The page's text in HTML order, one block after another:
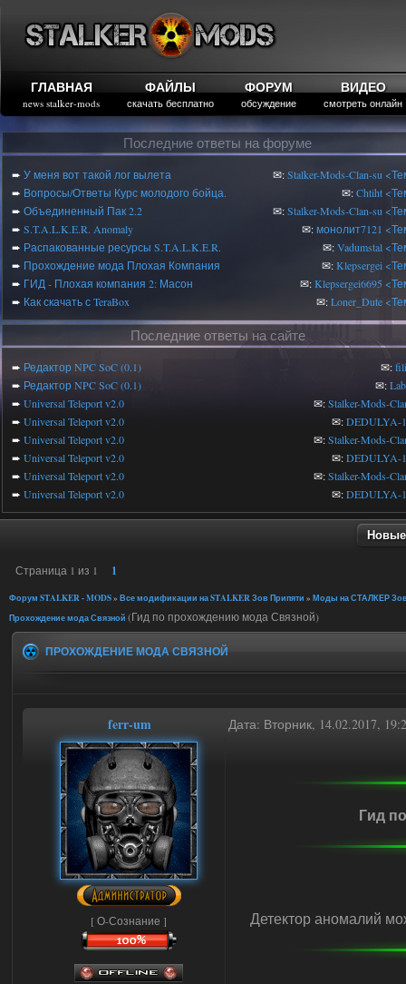
ГЛАВНАЯ
news stalker-mods
ФАЙЛЫ
скачать бесплатно
ФОРУМ
обсуждение
ВИДЕО
смотреть онлайн
Последние ответы на форуме
➨ У меня вот такой лог вылета ✉:Stalker-Mods-Clan-su
➨ Вопросы/Ответы Курс молодого бойца. ✉:Chtiht
➨ Объединенный Пак 2.2 ✉:Stalker-Mods-Clan-su
➨ S.T.A.L.K.E.R. Anomaly ✉:монолит7121
➨ Распакованные ресурсы S.T.A.L.K.E.R. ✉:Vadumstal
➨ Прохождение мода Плохая Компания ✉:Klepsergei
➨ ГИД - Плохая компания 2: Масон ✉:Klepsergei6695
➨ Как скачать с TeraBox ✉:Loner_Dute
Последние ответы на сайте
➨ Редактор NPC SoC (0.1) ✉:
➨ Редактор NPC SoC (0.1) ✉:
➨ Universal Teleport v2.0 ✉:Stalker-Mods-
➨ Universal Teleport v2.0 ✉:DEDULYA-
➨ Universal Teleport v2.0 ✉:Stalker-Mods-
➨ Universal Teleport v2.0 ✉:DEDULYA-
➨ Universal Teleport v2.0 ✉:Stalker-Mods-
➨ Universal Teleport v2.0 ✉:DEDULYA-
Страница 1 из 1 1
Форум STALKER - MODS» Все модификации на STALKER Зов Припяти » Моды на СТАЛКЕР
Прохождение мода Связной (Гид по прохождению мода Связной)
ПРОХОЖДЕНИЕ МОДА СВЯЗНОЙ
ferr-um Дата: Вторник, 14.02.2017,
[ О-Сознание ]
Гид
Детектор аномалий